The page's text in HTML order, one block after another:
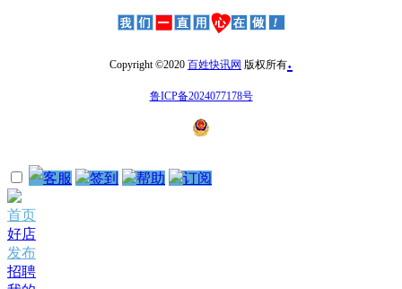
Copyright ©2020 百姓快讯网 版权所有.
鲁ICP备2024077178号
客服 签到 帮助 订阅
首页
好店
发布
招聘